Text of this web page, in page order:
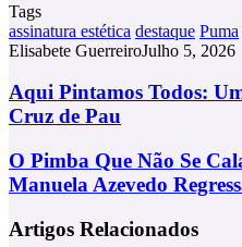
Tags
assinatura estética destaque Puma
Elisabete GuerreiroJulho 5, 2026
Aqui
Pintamos
Todos:
manhã
de
na
Aqui Pintamos Todos:
Cruz de Pau
O
Pimba
Que
Se
O Pimba Que Não Se
Manuela Azevedo
Artigos Relacionados